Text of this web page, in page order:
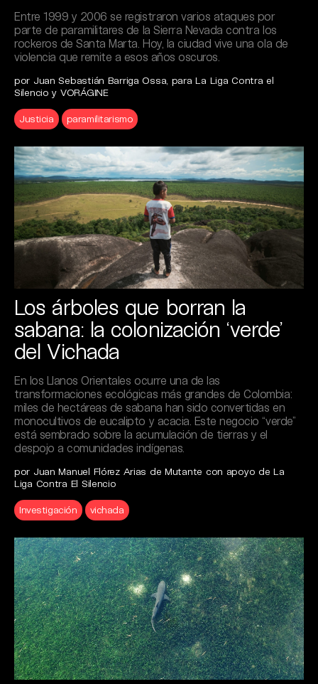
Entre 1999 y 2006 se registraron varios ataques por
parte de paramilitares de la Sierra Nevada contra los
rockeros de Santa Marta. Hoy, la ciudad vive una ola de
violencia que remite a esos años oscuros.
por Juan Sebastián Barriga Ossa, para La Liga Contra el
Silencio y VORÁGINE
Justicia paramilitarismo
Los árboles que borran la
sabana: la colonización ‘verde’
del Vichada
En los Llanos Orientales ocurre una de las
transformaciones ecológicas más grandes de Colombia:
miles de hectáreas de sabana han sido convertidas en
monocultivos de eucalipto y acacia. Este negocio “verde”
está sembrado sobre la acumulación de tierras y el
despojo a comunidades indígenas.
por Juan Manuel Flórez Arias de Mutante con apoyo de La
Liga Contra El Silencio
Investigación vichada